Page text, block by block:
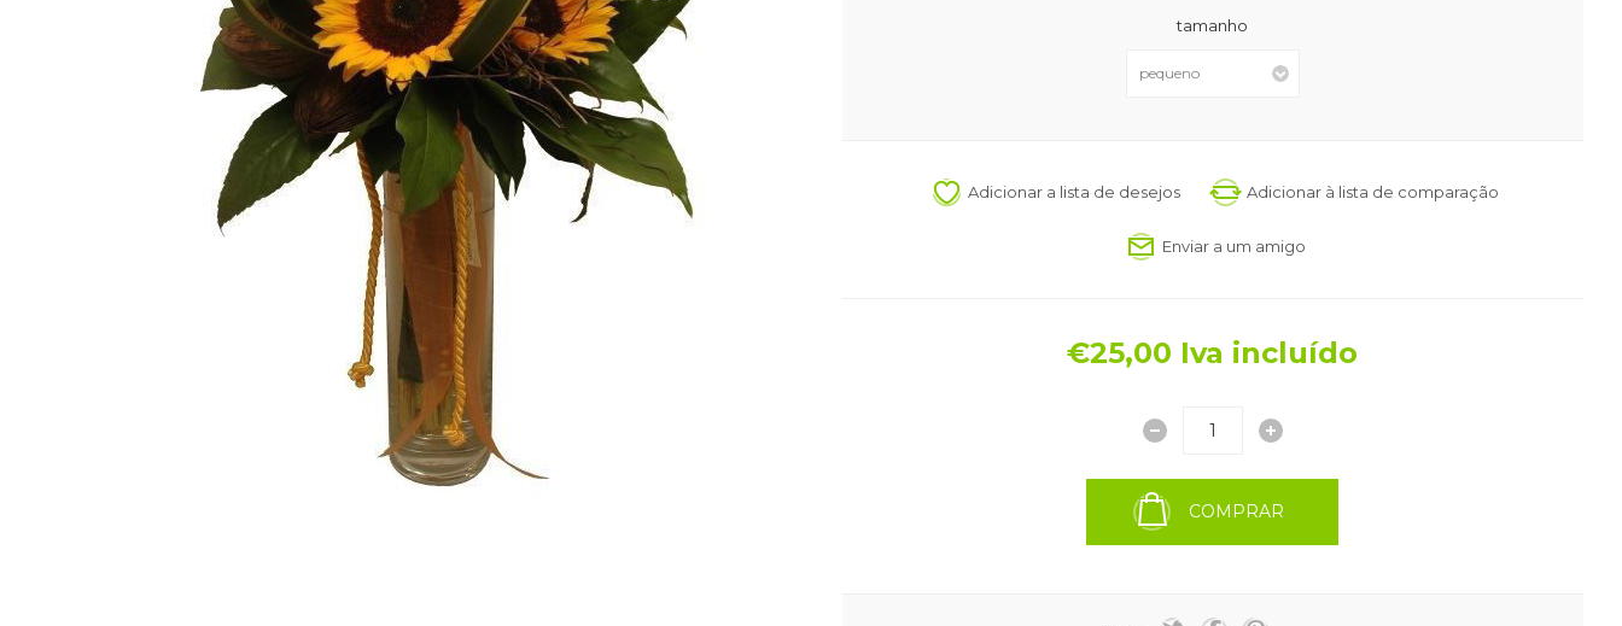
tamanho
Adicionar a lista de desejos Adicionar à lista de comparação
Enviar a um amigo
€25,00 Iva incluído
COMPRAR